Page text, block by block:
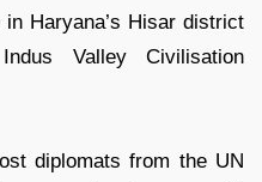
Haryana’s Hisar district
Valley Civilisation
diplomats from the UN